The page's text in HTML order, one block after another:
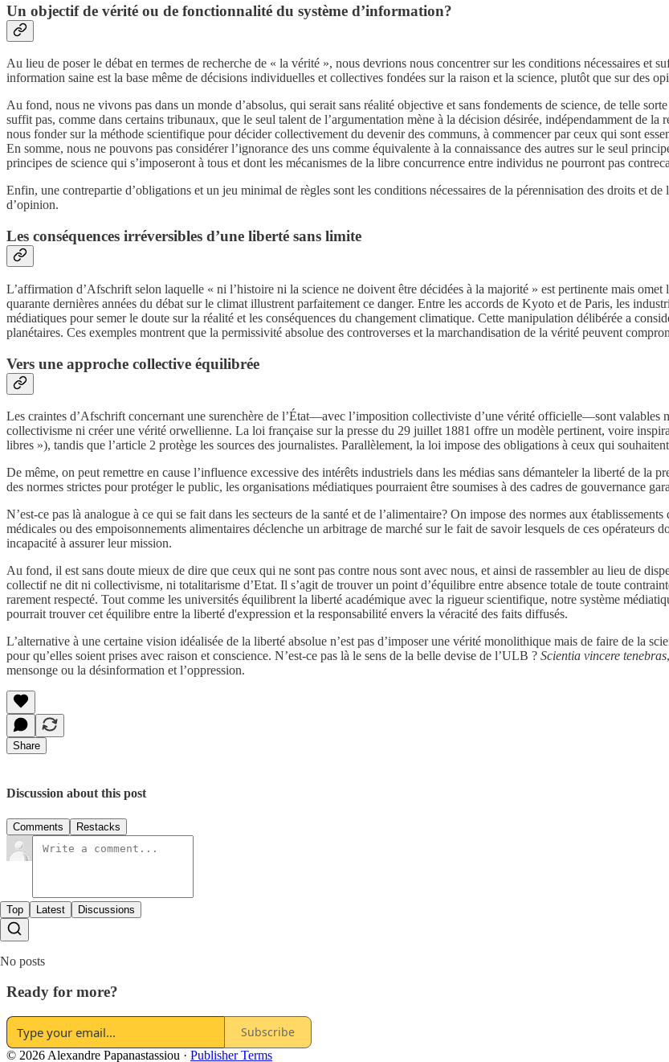
Un objectif de vérité ou de fonctionnalité du système d’information?
Au lieu de poser le débat en termes de recherche de « la vérité », nous devrions nous concentrer sur les conditions nécessaires et
information saine est la base même de décisions individuelles et collectives fondées sur la raison et la science, plutôt que sur des
Au fond, nous ne vivons pas dans un monde d’absolus, qui serait sans réalité objective et sans fondements de science, de telle
suffit pas, comme dans certains tribunaux, que le seul talent de l’argumentation mène à la décision désirée, indépendamment de
nous fonder sur la méthode scientifique pour décider collectivement du devenir des communs, à commencer par ceux qui sont
En somme, nous ne pouvons pas considérer l’ignorance des uns comme équivalente à la connaissance des autres sur le seul
principes de science qui s’imposeront à tous et dont les mécanismes de la libre concurrence entre individus ne pourront pas
Enfin, une contrepartie d’obligations et un jeu minimal de règles sont les conditions nécessaires de la pérennisation des droits et
d’opinion.
Les conséquences irréversibles d’une liberté sans limite
L’affirmation d’Afschrift selon laquelle « ni l’histoire ni la science ne doivent être décidées à la majorité » est pertinente mais
quarante dernières années du débat sur le climat illustrent parfaitement ce danger. Entre les accords de Kyoto et de Paris, les
médiatiques pour semer le doute sur la réalité et les conséquences du changement climatique. Cette manipulation délibérée a
planétaires. Ces exemples montrent que la permissivité absolue des controverses et la marchandisation de la vérité peuvent
Vers une approche collective équilibrée
Les craintes d’Afschrift concernant une surenchère de l’État—avec l’imposition collectiviste d’une vérité officielle—sont valables
collectivisme ni créer une vérité orwellienne. La loi française sur la presse du 29 juillet 1881 offre un modèle pertinent, voire
libres »), tandis que l’article 2 protège les sources des journalistes. Parallèlement, la loi impose des obligations à ceux qui
De même, on peut remettre en cause l’influence excessive des intérêts industriels dans les médias sans démanteler la liberté de la
des normes strictes pour protéger le public, les organisations médiatiques pourraient être soumises à des cadres de gouvernance
N’est-ce pas là analogue à ce qui se fait dans les secteurs de la santé et de l’alimentaire? On impose des normes aux
médicales ou des empoisonnements alimentaires déclenche un arbitrage de marché sur le fait de savoir lesquels de ces
incapacité à assurer leur mission.
Au fond, il est sans doute mieux de dire que ceux qui ne sont pas contre nous sont avec nous, et ainsi de rassembler au lieu de
collectif ne dit ni collectivisme, ni totalitarisme d’Etat. Il s’agit de trouver un point d’équilibre entre absence totale de toute
rarement respecté. Tout comme les universités équilibrent la liberté académique avec la rigueur scientifique, notre système
pourrait trouver cet équilibre entre la liberté d'expression et la responsabilité envers la véracité des faits diffusés.
L’alternative à une certaine vision idéalisée de la liberté absolue n’est pas d’imposer une vérité monolithique mais de faire de
pour qu’elles soient prises avec raison et conscience. N’est-ce pas là le sens de la belle devise de l’ULB ? Scientia vincere tenebras
mensonge ou la désinformation et l’oppression.
Share
Discussion about this post
Comments Restacks
Top Latest Discussions
No posts
Ready for more?
Subscribe
© 2026 Alexandre Papanastassiou · Publisher Terms